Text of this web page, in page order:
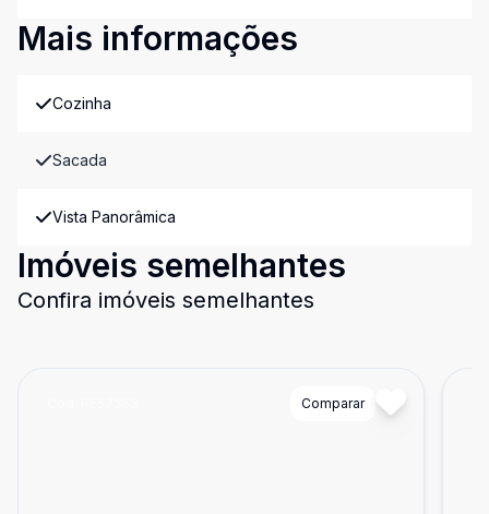
Mais informações
Cozinha
Sacada
Vista Panorâmica
Imóveis semelhantes
Confira imóveis semelhantes
Comparar